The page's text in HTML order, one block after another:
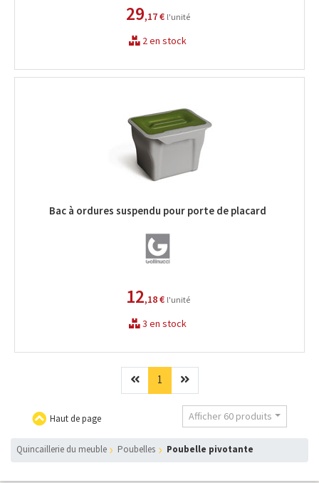
29,17 € l'unité
2 en stock
Bac à ordures suspendu pour porte de placard
12,18 € l'unité
3 en stock
Précédent
1 (current)Suivant
Haut de page Afficher 60 produits
Quincaillerie du meuble Poubelles Poubelle pivotante